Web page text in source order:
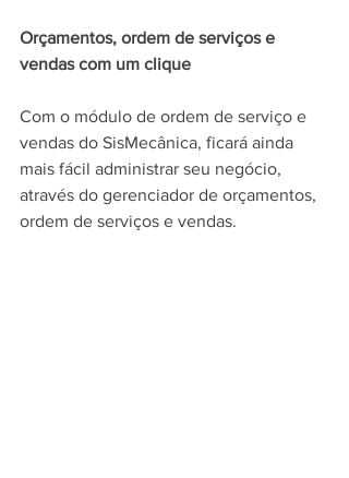
Orçamentos, ordem de serviços e
vendas com um clique
Com o módulo de ordem de serviço e
vendas do SisMecânica, ficará ainda
mais fácil administrar seu negócio,
através do gerenciador de orçamentos,
ordem de serviços e vendas.